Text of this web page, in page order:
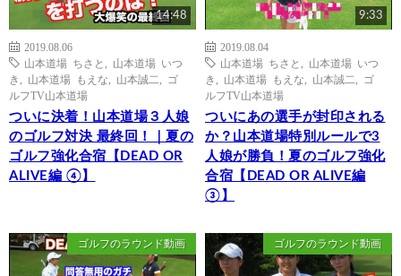
14:48
2019.08.06
山本道場 ちさと
山本道場 いつ
き
山本道場 もえな 山本誠二
ゴ
ルフTV山本道場
ついに決着！山本道場３人娘
のゴルフ対決 最終回！｜夏の
ゴルフ強化合宿【DEAD OR
ALIVE編 ④】
9:33
2019.08.04
山本道場 ちさと
山本道場 いつ
き
山本道場 もえな 山本誠二
ゴ
ルフTV山本道場
ついにあの選手が封印される
か？山本道場特別ルールで3
人娘が勝負！夏のゴルフ強化
合宿【DEAD OR ALIVE編
③】
ゴルフのラウンド動画 ゴルフのラウンド動画